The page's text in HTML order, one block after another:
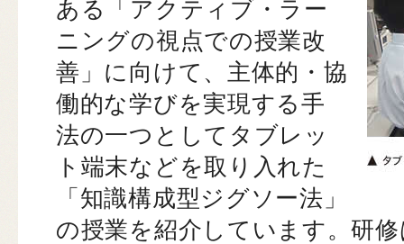
ある「アクティブ・ラー
ニングの視点での授業改
善」に向けて、主体的・協
働的な学びを実現する手
法の一つとしてタブレッ
ト端末などを取り入れた
「知識構成型ジグソー法」
の授業を紹介しています。研